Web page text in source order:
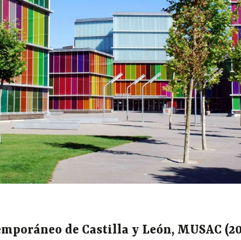
de Castilla y León, MUSAC